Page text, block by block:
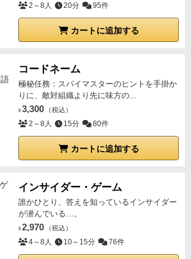
2～8人 20分 95件
カートに追加する
コードネーム
極秘任務：スパイマスターのヒントを手掛か
りに、敵対組織より先に味方の...
¥ 3,300 （税込）
2～8人 15分 80件
カートに追加する
インサイダー・ゲーム
誰かひとり、答えを知っているインサイダー
が潜んでいる…。
¥ 2,970 （税込）
4～8人 10～15分 76件